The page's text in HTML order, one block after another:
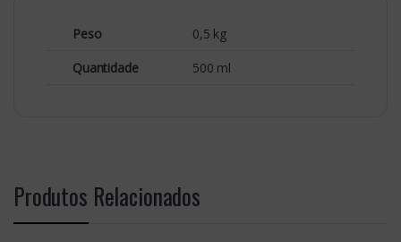
Peso
0,5 kg
Quantidade
500 ml
Produtos Relacionados